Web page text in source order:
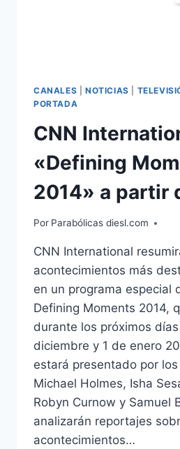
CANALES NOTICIAS
PORTADA
CNN
«Defining
2014» a partir
Por Parabólicas diesl.com
CNN International
acontecimientos más
en un programa especial
Defining Moments 2014,
durante los próximos
diciembre y 1 de enero
estará presentado por
Michael Holmes, Isha
Robyn Curnow y Samuel
analizarán reportajes
acontecimientos…